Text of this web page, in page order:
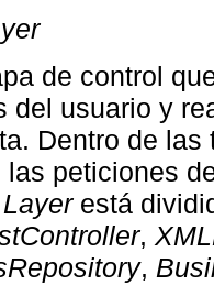
de control
del usuario y
Dentro de
las peticiones
está
,
,